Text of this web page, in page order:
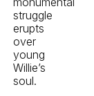
struggle
erupts
over
young
Willie’s
soul.